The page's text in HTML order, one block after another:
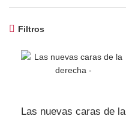
Filtros
Las nuevas caras de la